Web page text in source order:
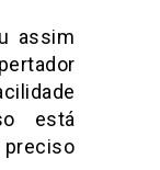
assim
está